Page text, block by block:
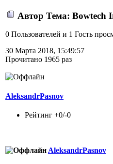
Автор Тема: Bowtech
0 Пользователей и 1 Гость
30 Марта 2018, 15:49:57
Прочитано 1965 раз
AleksandrPasnov
Рейтинг +0/-0
AleksandrPasnov